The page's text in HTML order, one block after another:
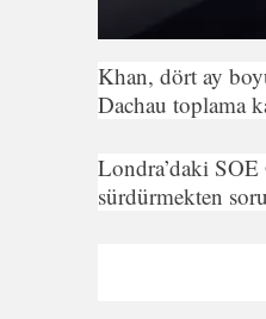
Khan, dört ay
Dachau toplama
Londra’daki
sürdürmekten